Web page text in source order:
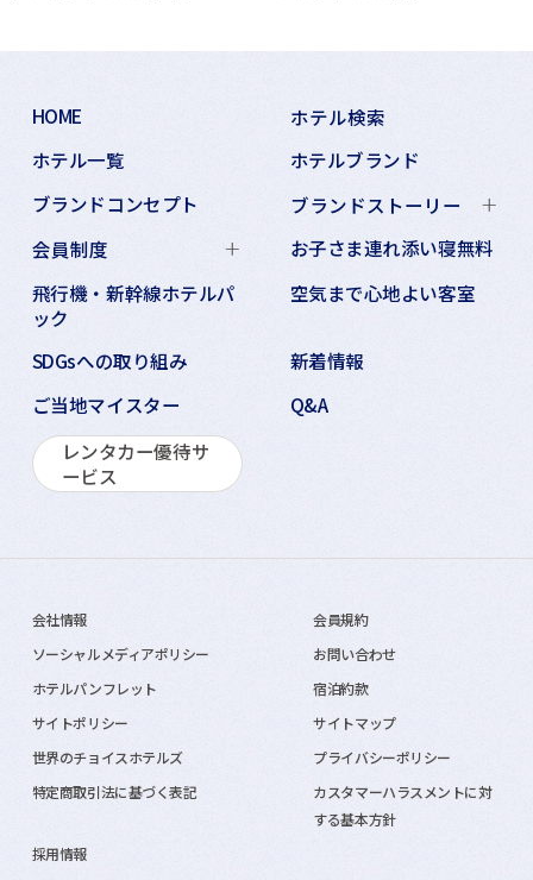
HOME
ホテル検索
ホテル一覧
ホテルブランド
ブランドコンセプト
ブランドストーリー
会員制度
お子さま連れ添い寝無料
飛行機・新幹線ホテルパ
ック
空気まで心地よい客室
SDGsへの取り組み
新着情報
ご当地マイスター
Q&A
レンタカー優待サ
ービス
会社情報
会員規約
ソーシャルメディアポリシー
お問い合わせ
ホテルパンフレット
宿泊約款
サイトポリシー
サイトマップ
世界のチョイスホテルズ
プライバシーポリシー
特定商取引法に基づく表記
カスタマーハラスメントに対
する基本方針
採用情報